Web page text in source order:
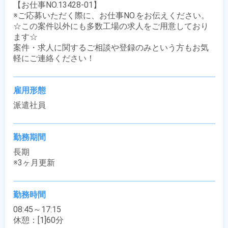
【お仕事NO.13428-01】
※ご応募いただく際に、お仕事NO.をお伝えください。
☆この案件以外にも多数工場の求人をご用意しており
ます☆
案件・求人に関するご相談や登録のみという方もお気
軽にご連絡ください！
雇用形態
派遣社員
勤務期間
長期
※3ヶ月更新
勤務時間
08:45～17:15
休憩：[1]60分